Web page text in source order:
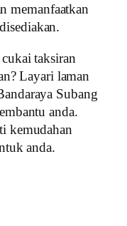
memanfaatkan
taksiran
Layari laman
Subang
anda.
kemudahan
anda.